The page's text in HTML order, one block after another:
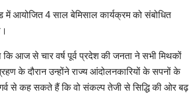
में आयोजित 4 साल बेमिसाल कार्यक्रम को संबोधित
आज से चार वर्ष पूर्व प्रदेश की जनता ने सभी मिथकों
के दौरान उन्होंने राज्य आंदोलनकारियों के सपनों के
से कह सकते हैं कि वो संकल्प तेजी से सिद्धि की ओर बढ़